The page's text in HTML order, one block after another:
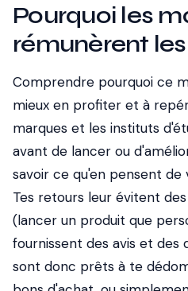
Pourquoi les
rémunèrent
Comprendre pourquoi ce
mieux en profiter et à
marques et les instituts
avant de lancer ou
savoir ce qu'en pensent de
Tes retours leur évitent
(lancer un produit que
fournissent des avis et des
sont donc prêts à te